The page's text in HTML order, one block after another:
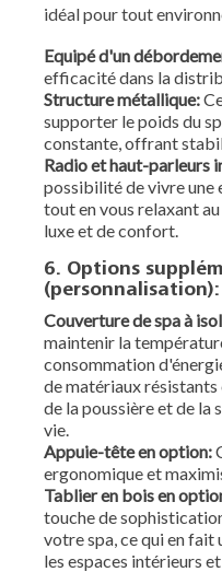
idéal pour tout
Equipé d'un
efficacité dans la
Structure métallique:
supporter le poids du
constante, offrant
Radio et haut-parleurs
possibilité de vivre une
tout en vous relaxant
luxe et de confort.
6. Options
(personnalisation):
Couverture de spa à
maintenir la
consommation
de matériaux
de la poussière et de la
vie.
Appuie-tête en option:
ergonomique et
Tablier en bois en
touche de
votre spa, ce qui en fait
les espaces intérieurs